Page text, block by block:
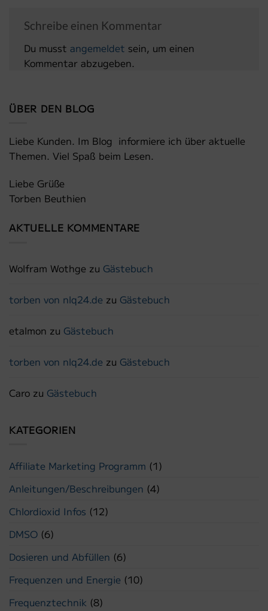
Schreibe einen Kommentar
Du musst angemeldet sein, um einen
Kommentar abzugeben.
ÜBER DEN BLOG
Liebe Kunden. Im Blog informiere ich über aktuelle
Themen. Viel Spaß beim Lesen.
Liebe Grüße
Torben Beuthien
AKTUELLE KOMMENTARE
Wolfram Wothge zu Gästebuch
torben von nlq24.de zu Gästebuch
etalmon zu Gästebuch
torben von nlq24.de zu Gästebuch
Caro zu Gästebuch
KATEGORIEN
Affiliate Marketing Programm (1)
Anleitungen/Beschreibungen (4)
Chlordioxid Infos (12)
DMSO (6)
Dosieren und Abfüllen (6)
Frequenzen und Energie (10)
Frequenztechnik (8)